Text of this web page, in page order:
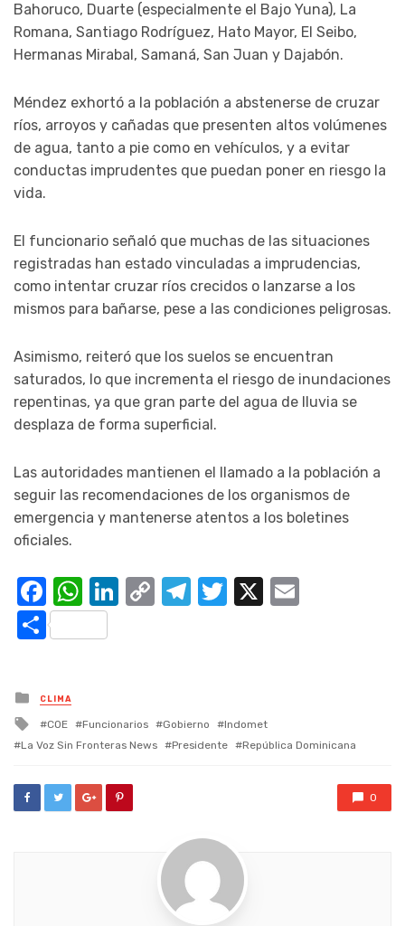
Bahoruco, Duarte (especialmente el Bajo Yuna), La
Romana, Santiago Rodríguez, Hato Mayor, El Seibo,
Hermanas Mirabal, Samaná, San Juan y Dajabón.
Méndez exhortó a la población a abstenerse de cruzar
ríos, arroyos y cañadas que presenten altos volúmenes
de agua, tanto a pie como en vehículos, y a evitar
conductas imprudentes que puedan poner en riesgo la
vida.
El funcionario señaló que muchas de las situaciones
registradas han estado vinculadas a imprudencias,
como intentar cruzar ríos crecidos o lanzarse a los
mismos para bañarse, pese a las condiciones peligrosas.
Asimismo, reiteró que los suelos se encuentran
saturados, lo que incrementa el riesgo de inundaciones
repentinas, ya que gran parte del agua de lluvia se
desplaza de forma superficial.
Las autoridades mantienen el llamado a la población a
seguir las recomendaciones de los organismos de
emergencia y mantenerse atentos a los boletines
oficiales.
Facebook
WhatsApp
LinkedIn
CopyTelegram
Twitter
X
Compartir
Posted
in
CLIMA
Tagged
with
COE Funcionarios Gobierno
Indomet
La Voz Sin Fronteras News
Presidente República Dominicana
0